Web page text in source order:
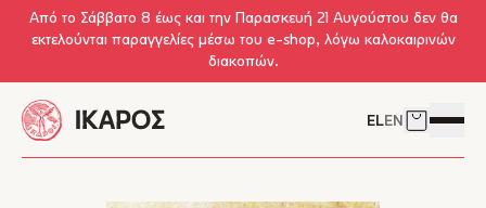
Skip to main content
Από το Σάββατο 8 έως και την Παρασκευή 21 Αυγούστου δεν θα
εκτελούνται παραγγελίες μέσω του e-shop, λόγω καλοκαιρινών
διακοπών.
ELEN Δείτε το